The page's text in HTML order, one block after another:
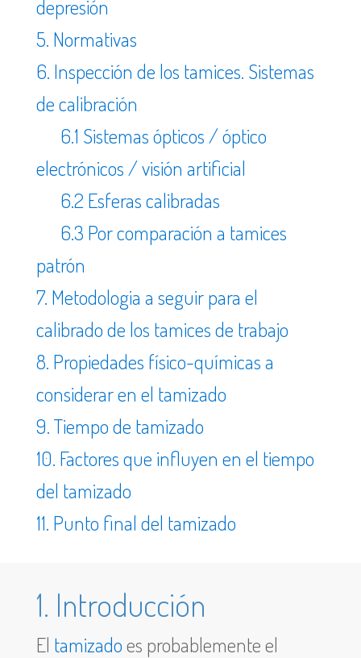
depresión
5. Normativas
6. Inspección de los tamices. Sistemas
de calibración
6.1 Sistemas ópticos / óptico
electrónicos / visión artificial
6.2 Esferas calibradas
6.3 Por comparación a tamices
patrón
7. Metodologia a seguir para el
calibrado de los tamices de trabajo
8. Propiedades físico-químicas a
considerar en el tamizado
9. Tiempo de tamizado
10. Factores que influyen en el tiempo
del tamizado
11. Punto final del tamizado
1. Introducción
El tamizadoes probablemente el